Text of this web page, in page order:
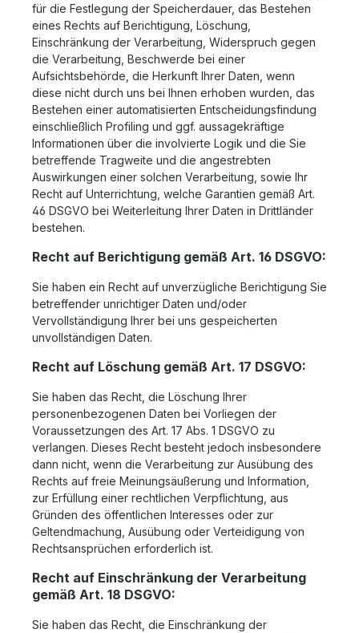
für die Festlegung der Speicherdauer, das Bestehen
eines Rechts auf Berichtigung, Löschung,
Einschränkung der Verarbeitung, Widerspruch gegen
die Verarbeitung, Beschwerde bei einer
Aufsichtsbehörde, die Herkunft Ihrer Daten, wenn
diese nicht durch uns bei Ihnen erhoben wurden, das
Bestehen einer automatisierten Entscheidungsfindung
einschließlich Profiling und ggf. aussagekräftige
Informationen über die involvierte Logik und die Sie
betreffende Tragweite und die angestrebten
Auswirkungen einer solchen Verarbeitung, sowie Ihr
Recht auf Unterrichtung, welche Garantien gemäß Art.
46 DSGVO bei Weiterleitung Ihrer Daten in Drittländer
bestehen.
Recht auf Berichtigung gemäß Art. 16 DSGVO:
Sie haben ein Recht auf unverzügliche Berichtigung Sie
betreffender unrichtiger Daten und/oder
Vervollständigung Ihrer bei uns gespeicherten
unvollständigen Daten.
Recht auf Löschung gemäß Art. 17 DSGVO:
Sie haben das Recht, die Löschung Ihrer
personenbezogenen Daten bei Vorliegen der
Voraussetzungen des Art. 17 Abs. 1 DSGVO zu
verlangen. Dieses Recht besteht jedoch insbesondere
dann nicht, wenn die Verarbeitung zur Ausübung des
Rechts auf freie Meinungsäußerung und Information,
zur Erfüllung einer rechtlichen Verpflichtung, aus
Gründen des öffentlichen Interesses oder zur
Geltendmachung, Ausübung oder Verteidigung von
Rechtsansprüchen erforderlich ist.
Recht auf Einschränkung der Verarbeitung
gemäß Art. 18 DSGVO:
Sie haben das Recht, die Einschränkung der